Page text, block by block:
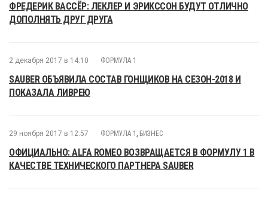
ФРЕДЕРИК ВАССЁР: ЛЕКЛЕР И ЭРИКССОН БУДУТ ОТЛИЧНО
ДОПОЛНЯТЬ ДРУГ ДРУГА
2 декабря 2017 в 14:10 ФОРМУЛА 1
SAUBER ОБЪЯВИЛА СОСТАВ ГОНЩИКОВ НА СЕЗОН-2018 И
ПОКАЗАЛА ЛИВРЕЮ
29 ноября 2017 в 12:57 ФОРМУЛА 1 , БИЗНЕС
ОФИЦИАЛЬНО: ALFA ROMEO ВОЗВРАЩАЕТСЯ В ФОРМУЛУ 1 В
КАЧЕСТВЕ ТЕХНИЧЕСКОГО ПАРТНЕРА SAUBER